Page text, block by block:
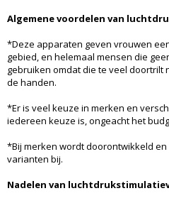
Algemene voordelen van
*Deze apparaten geven vrouwen
gebied, en helemaal mensen die
gebruiken omdat die te veel
de handen.
*Er is veel keuze in merken en
iedereen keuze is, ongeacht het
*Bij merken wordt doorontwikkeld
varianten bij.
Nadelen van